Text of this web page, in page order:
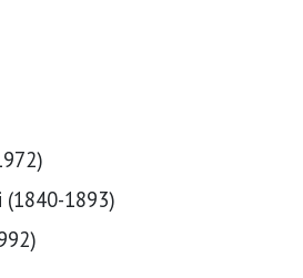
(1840-1893)